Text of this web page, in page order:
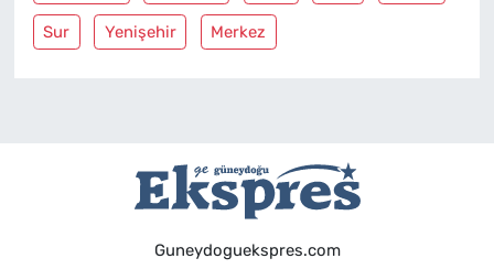
Sur Yenişehir Merkez
Guneydoguekspres.com